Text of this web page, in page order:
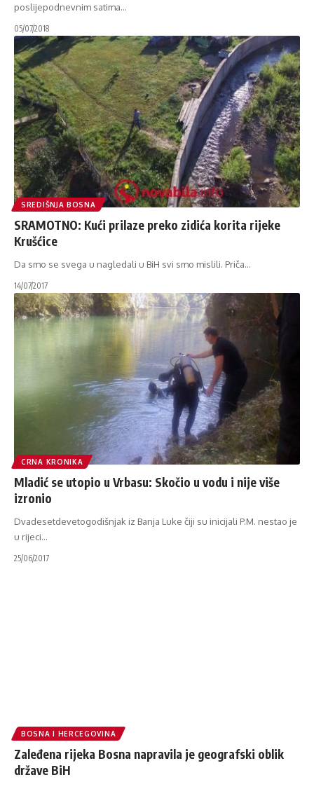
poslijepodnevnim satima…
05/07/2018
SREDIŠNJA BOSNA
SRAMOTNO: Kući prilaze preko zidića korita rijeke
Krušćice
Da smo se svega u nagledali u BiH svi smo mislili. Priča…
14/07/2017
CRNA KRONIKA
Mladić se utopio u Vrbasu: Skočio u vodu i nije više
izronio
Dvadesetdevetogodišnjak iz Banja Luke čiji su inicijali P.M. nestao je
u rijeci…
25/06/2017
BOSNA I HERCEGOVINA
Zaleđena rijeka Bosna napravila je geografski oblik
države BiH